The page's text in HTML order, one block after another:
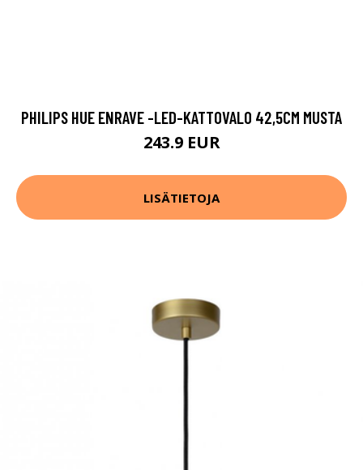
PHILIPS HUE ENRAVE -LED-KATTOVALO 42,5CM MUSTA
243.9 EUR
LISÄTIETOJA